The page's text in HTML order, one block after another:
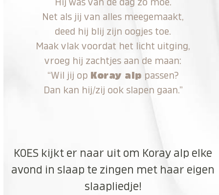
Hij was van de dag zo moe.
Net als jij van alles meegemaakt,
deed hij blij zijn oogjes toe.
Maak vlak voordat het licht uitging,
vroeg hij zachtjes aan de maan:
“Wil jij op Koray alp passen?
Dan kan hij/zij ook slapen gaan.”
KOES kijkt er naar uit om Koray alp elke
avond in slaap te zingen met haar eigen
slaapliedje!